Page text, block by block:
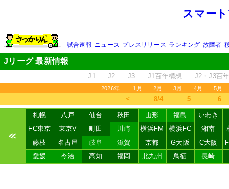
スマー
試合速報 ニュース プレスリリース ランキング 故障者
Jリーグ 最新情報
J1 J2 J3 J1百年構想 J2・J3百
2026年 1月 2月 3月 4月 5月
＜ 8/4 5 6
≪
札幌 八戸 仙台 秋田 山形 福島
いわき
FC東京
東京V 町田 川崎 横浜FM 横浜FC 湘南
藤枝
名古屋 岐阜 滋賀 京都 G大阪 C大阪
愛媛
今治 高知 福岡 北九州 鳥栖 長崎